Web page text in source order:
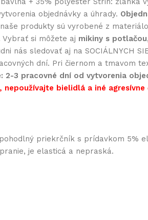
objednávky a úhrady.
produkty sú vyrobené z
si môžete aj mikiny s
nás sledovať aj na SOCIÁLNYCH
dní. Pri čiernom a tmavom
2-3 pracovné dní od vytvorenia
bielidlá a iné
priekrčník s prídavkom 5%
je elasticá a nepraská.